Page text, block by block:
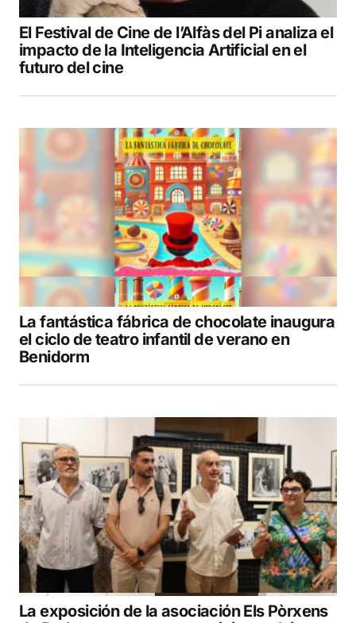
El Festival de Cine de l’Alfàs del Pi analiza el
impacto de la Inteligencia Artificial en el
futuro del cine
La fantástica fábrica de chocolate inaugura
el ciclo de teatro infantil de verano en
Benidorm
La exposición de la asociación Els Pòrxens